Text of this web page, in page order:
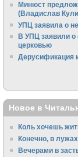
Минюст
(Владислав
УПЦ заявила о
В УПЦ заявили о
церковью
Дерусификация
Новое в
Коль хочешь
Конечно, в
Вечерами в